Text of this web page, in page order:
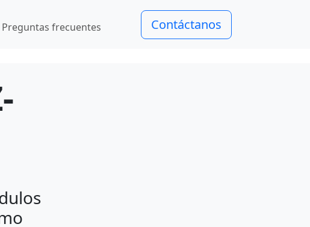
Preguntas frecuentes Contáctanos